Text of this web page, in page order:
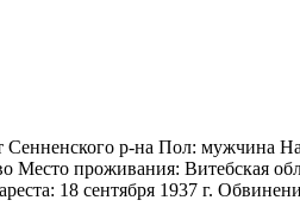
р-на Пол: мужчина
Место проживания: Витебская
18 сентября 1937 г.